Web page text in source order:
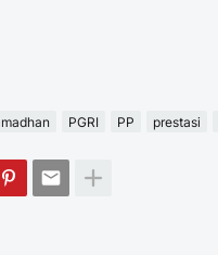
PGRI PP prestasi